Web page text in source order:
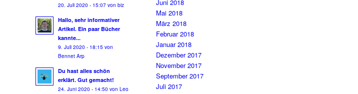
20. Juli 2020 - 15:07 von biz
Hallo, sehr informativer
Artikel. Ein paar Bücher
kannte...
9. Juli 2020 - 18:15 von
Bennet Arp
Du hast alles schön
erklärt. Gut gemacht!
24. Juni 2020 - 14:50 von Leo
Juni 2018
Mai 2018
März 2018
Februar 2018
Januar 2018
Dezember 2017
November 2017
September 2017
Juli 2017